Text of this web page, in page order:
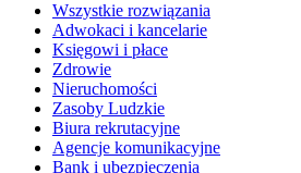
Wszystkie rozwiązania
Adwokaci i kancelarie
Księgowi i płace
Zdrowie
Nieruchomości
Zasoby Ludzkie
Biura rekrutacyjne
Agencje komunikacyjne
Bank i ubezpieczenia